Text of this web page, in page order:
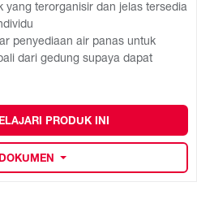
yang terorganisir dan jelas tersedia
penyediaan air panas untuk
dari gedung supaya dapat
PRODUK INI